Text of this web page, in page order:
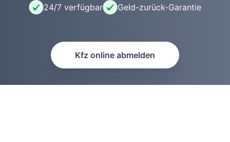
24/7 verfügbar Geld-zurück-Garantie
Kfz online abmelden